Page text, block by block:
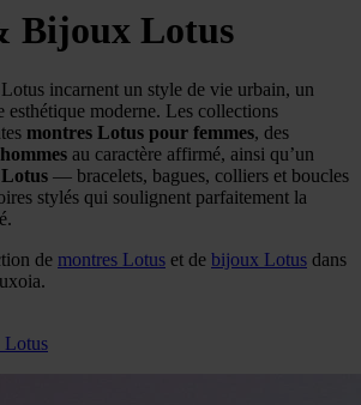
Bijoux Lotus
incarnent un style de vie urbain, un
esthétique moderne. Les collections
montres Lotus pour femmes, des
au caractère affirmé, ainsi qu’un
— bracelets, bagues, colliers et boucles
stylés qui soulignent parfaitement la
de montres Lotus et de bijoux Lotus dans